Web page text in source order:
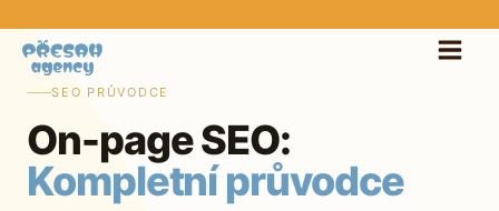
obsah
SEO PRŮVODCE
On-page SEO:
Kompletní průvodce